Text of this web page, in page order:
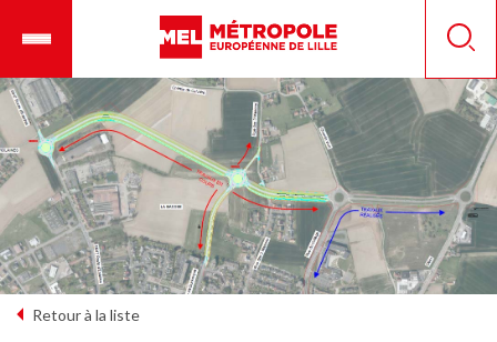
principal
mobile
Retour à la liste
Panneau de gestion des cookies